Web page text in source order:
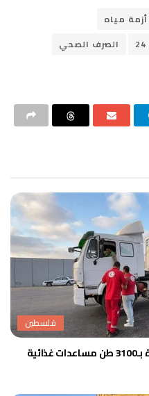
أزمة مياه
الصرف الصحي
فلسطين
الهلال الأحمر المصري يمد أهالي غزة بـ3100 طن مساعدات غذائية